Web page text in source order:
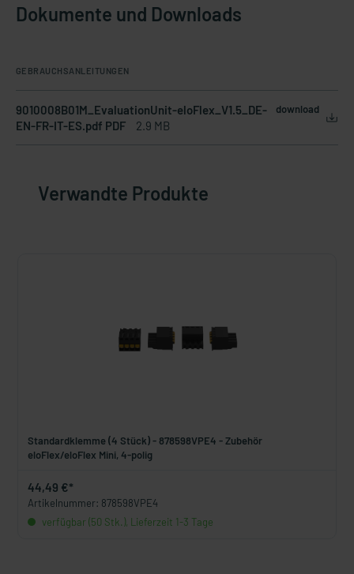
Dokumente und Downloads
GEBRAUCHSANLEITUNGEN
9010008B01M_EvaluationUnit-eloFlex_V1.5_DE-
EN-FR-IT-ES.pdf PDF
2.9 MB
download
Verwandte Produkte
Standardklemme (4 Stück) - 878598VPE4 - Zubehör
eloFlex/eloFlex Mini, 4-polig
44,49 €*
Artikelnummer: 878598VPE4
verfügbar (50 Stk.), Lieferzeit 1-3 Tage